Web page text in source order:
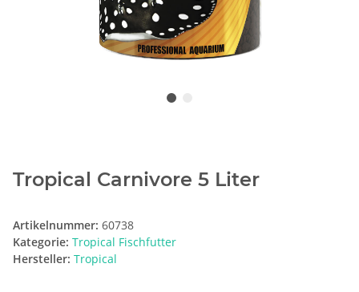
Tropical Carnivore 5 Liter
Artikelnummer: 60738
Kategorie: Tropical Fischfutter
Hersteller: Tropical